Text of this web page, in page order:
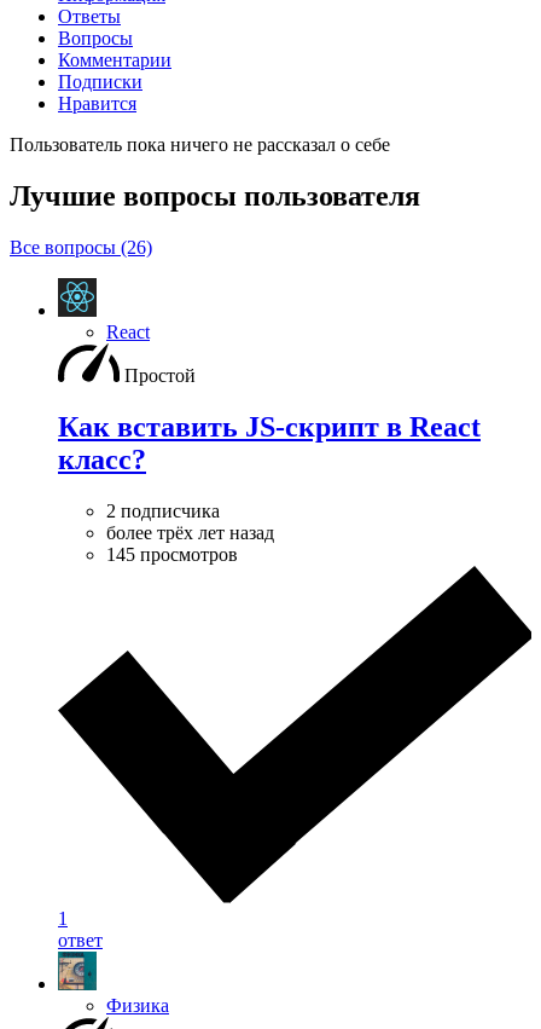
Ответы
Вопросы
Комментарии
Подписки
Нравится
Пользователь пока ничего не рассказал о себе
Лучшие вопросы пользователя
Все вопросы (26)
React
Простой
Как вставить JS-скрипт в React
класс?
2 подписчика
более трёх лет назад
145 просмотров
1
ответ
Физика